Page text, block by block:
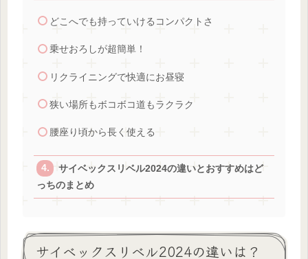
どこへでも持っていけるコンパクトさ
乗せおろしが超簡単！
リクライニングで快適にお昼寝
狭い場所もボコボコ道もラクラク
腰座り頃から長く使える
サイベックスリベル2024の違いとおすすめはど
っちのまとめ
サイベックスリベル2024の違いは？